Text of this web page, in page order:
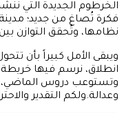
الخرطوم الجديدة التي
فكرة تُصاغ من جديد؛
نظامها، وتُحقق التوازن
ويبقى الأمل كبيراً بأن
انطلاق، نرسم فيها
وتستوعب دروس الماضي،
وعدالة.ولكم التقدير